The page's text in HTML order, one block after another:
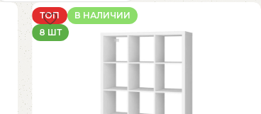
ТОП
В НАЛИЧИИ
8 ШТ